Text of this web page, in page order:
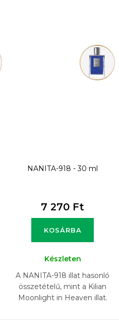
NANITA-918 - 30 ml
7 270 Ft
KOSÁRBA
Készleten
A NANITA-918 illat hasonló
összetételű, mint a Kilian
Moonlight in Heaven illat.